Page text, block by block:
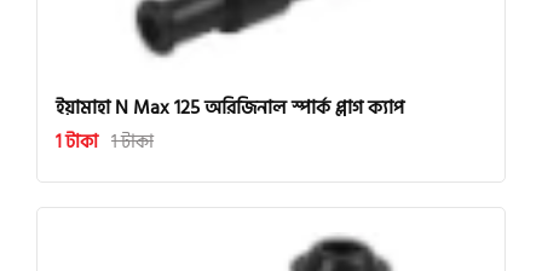
ইয়ামাহা N Max 125 অরিজিনাল স্পার্ক প্লাগ ক্যাপ
1 টাকা 1 টাকা